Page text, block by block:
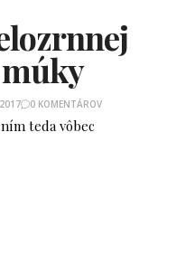
0 KOMENTÁROV
teda vôbec